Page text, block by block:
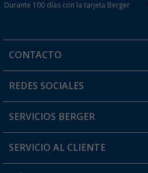
Durante 100 días con la tarjeta Berger
CONTACTO
Horario de atención al cliente:
¿Tienes alguna duda?
REDES SOCIALES
SERVICIOS BERGER
Conviértete en distribuidor
SERVICIO AL CLIENTE